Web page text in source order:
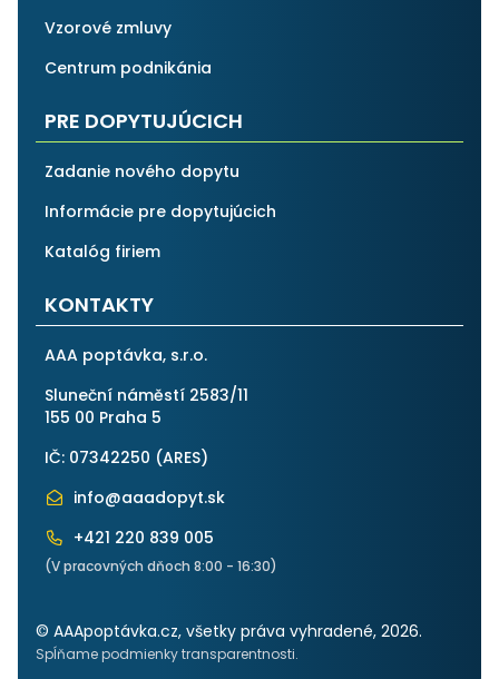
Vzorové zmluvy
Centrum podnikánia
PRE DOPYTUJÚCICH
Zadanie nového dopytu
Informácie pre dopytujúcich
Katalóg firiem
KONTAKTY
AAA poptávka, s.r.o.
Sluneční náměstí 2583/11
155 00 Praha 5
IČ: 07342250 (ARES)
info@aaadopyt.sk
+421 220 839 005
(V pracovných dňoch 8:00 - 16:30)
© AAApoptávka.cz, všetky práva vyhradené, 2026.
Spĺňame podmienky transparentnosti.